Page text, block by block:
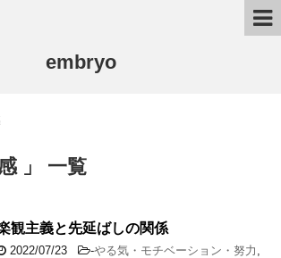
embryo
」 一覧
観主義と先延ばしの関係
2022/07/23 -やる気・モチベーション・努力